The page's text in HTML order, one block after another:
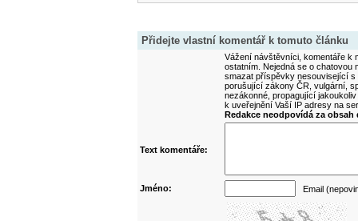
Přidejte vlastní komentář k tomuto článku
Vážení návštěvníci, komentáře k
ostatním. Nejedná se o
smazat příspěvky nesouvisející
porušující zákony ČR, vulgární,
nezákonné, propagující
k uveřejnění Vaší IP adresy na
Redakce neodpovídá za
Text komentáře:
Jméno: Email